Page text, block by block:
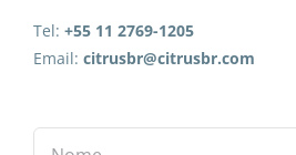
Tel: +55 11 2769-1205
Email: citrusbr@citrusbr.com